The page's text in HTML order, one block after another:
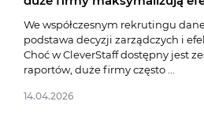
We współczesnym rekrutingu
podstawa decyzji zarządczych i
Choć w CleverStaff dostępny jest
raportów, duże firmy często ...
14.04.2026